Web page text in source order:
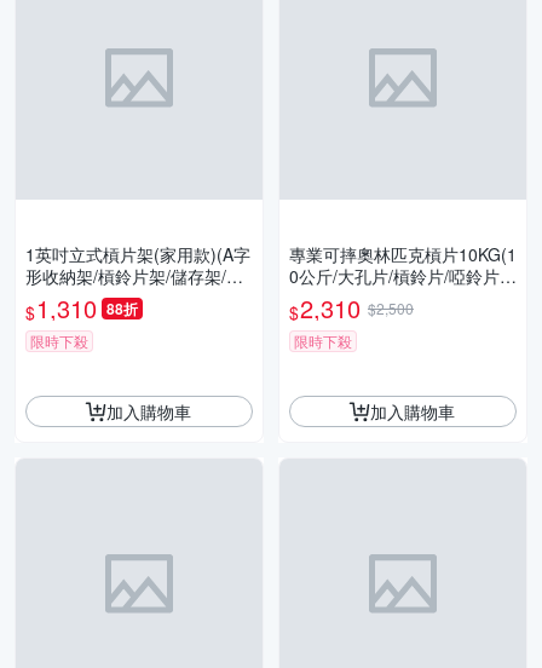
1英吋立式槓片架(家用款)(A字
形收納架/槓鈴片架/儲存架/居
家重訓)
$1,310 88折
限時下殺
加入購物車
專業可摔奧林匹克槓片10KG(1
0公斤/大孔片/槓鈴片/啞鈴片/
Olympic/硬舉/胸推/深蹲/GetS
port)
$2,310 $2,500
限時下殺
加入購物車